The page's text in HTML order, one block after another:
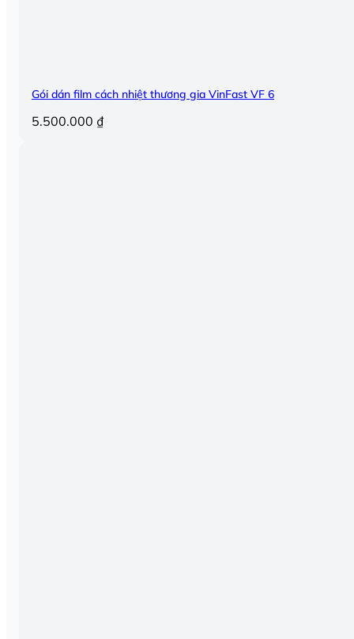
Gói dán film cách nhiệt thương gia VinFast VF 6
5.500.000 ₫